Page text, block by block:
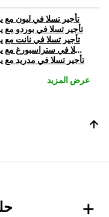
تأجير تسلا في ليون مع
تأجير تسلا في بوردو مع
تأجير تسلا في نانت مع
تأجير تسلا في ستراسبورغ مع يوروبكار
تأجير تسلا في مدريد مع
عرض المزيد